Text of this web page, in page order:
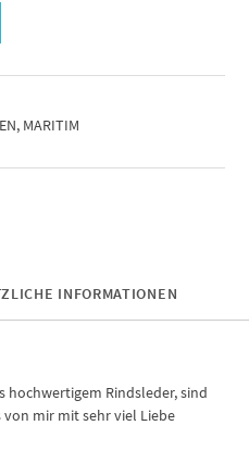
, MARITIM
INFORMATIONEN
hochwertigem Rindsleder, sind
mir mit sehr viel Liebe